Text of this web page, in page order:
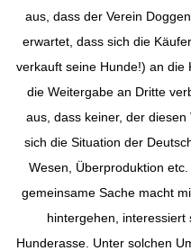
aus, dass der Verein
erwartet, dass sich die
verkauft seine Hunde!) an die
die Weitergabe an Dritte
aus, dass keiner, der
sich die Situation der
Wesen, Überproduktion
gemeinsame Sache macht
hintergehen, interessiert
Hunderasse. Unter solchen